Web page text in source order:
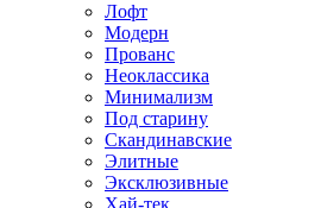
Лофт
Модерн
Прованс
Неоклассика
Минимализм
Под старину
Скандинавские
Элитные
Эксклюзивные
Хай-тек